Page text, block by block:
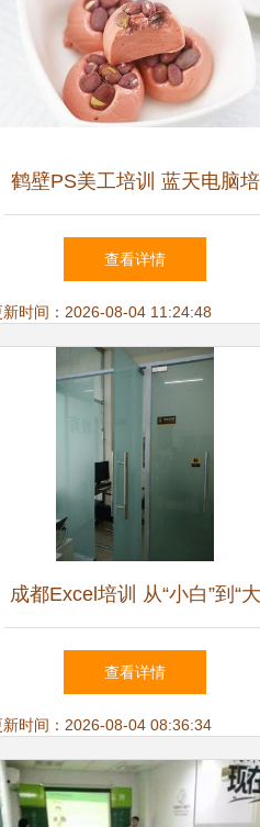
鹤壁PS美工培训 蓝天电脑培
训学校打造专业技能新高度
查看详情
新时间：2026-08-04 11:24:48
成都Excel培训 从“小白”到“大
神”，只差一节精品课
查看详情
新时间：2026-08-04 08:36:34